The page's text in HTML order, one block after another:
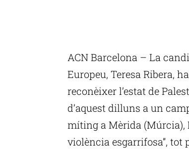
ACN Barcelona – La
Europeu, Teresa Ribera,
reconèixer l’estat de
d’aquest dilluns a un
míting a Mèrida (Múrcia),
violència esgarrifosa”, tot